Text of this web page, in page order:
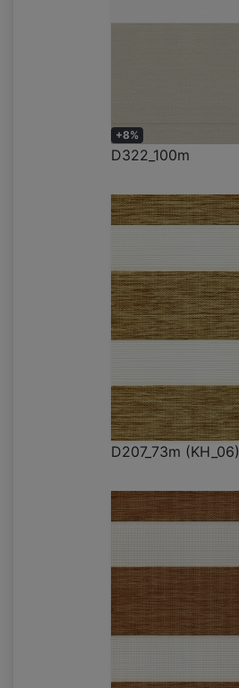
+8%
D322_100m
D207_73m (KH_06)